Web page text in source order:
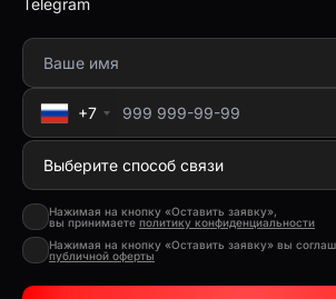
Telegram
+7
Нажимая на кнопку «Оставить заявку»,
вы принимаете политику конфиденциальности
Нажимая на кнопку «Оставить заявку» вы
публичной оферты